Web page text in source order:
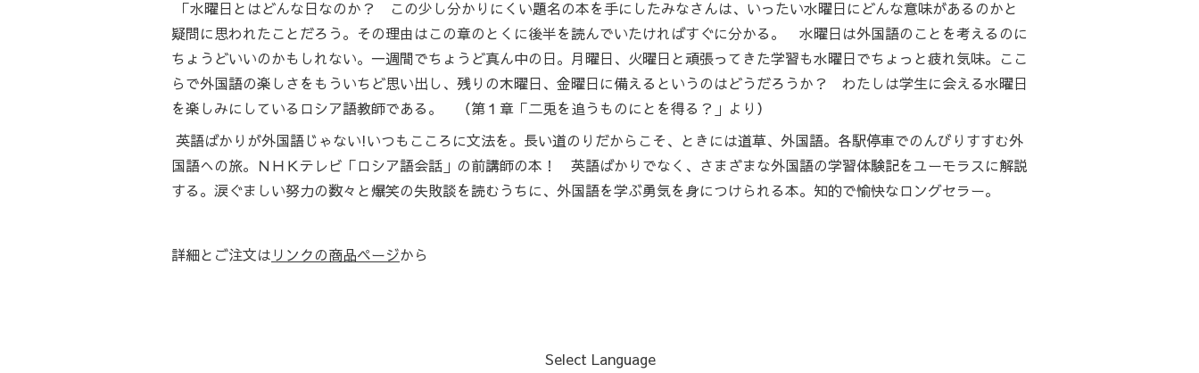
「水曜日とはどんな日なのか？ この少し分かりにくい題名の本を手にしたみなさんは、いったい水曜日にどんな意味があるのかと
疑問に思われたことだろう。その理由はこの章のとくに後半を読んでいたければすぐに分かる。 水曜日は外国語のことを考えるのに
ちょうどいいのかもしれない。一週間でちょうど真ん中の日。月曜日、火曜日と頑張ってきた学習も水曜日でちょっと疲れ気味。ここ
らで外国語の楽しさをもういちど思い出し、残りの木曜日、金曜日に備えるというのはどうだろうか？ わたしは学生に会える水曜日
を楽しみにしているロシア語教師である。 （第１章「二兎を追うものにとを得る？」より）
英語ばかりが外国語じゃない!いつもこころに文法を。長い道のりだからこそ、ときには道草、外国語。各駅停車でのんびりすすむ外
国語への旅。ＮＨＫテレビ「ロシア語会話」の前講師の本！ 英語ばかりでなく、さまざまな外国語の学習体験記をユーモラスに解説
する。涙ぐましい努力の数々と爆笑の失敗談を読むうちに、外国語を学ぶ勇気を身につけられる本。知的で愉快なロングセラー。
詳細とご注文はリンクの商品ページから
Select Language